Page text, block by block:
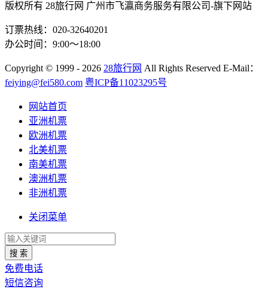
版权所有 28旅行网 广州市飞瀛商务服务有限公司-旗下网站
订票热线：020-32640201
办公时间：9:00～18:00
Copyright © 1999 - 2026 28旅行网 All Rights Reserved E-Mail：
feiying@fei580.com 粤ICP备11023295号
网站首页
亚洲机票
欧洲机票
北美机票
南美机票
澳洲机票
非洲机票
关闭菜单
搜 索
免费电话
短信咨询